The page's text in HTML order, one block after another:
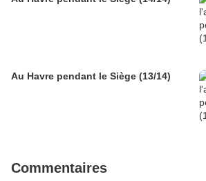
Au Havre pendant le Siège (13/14)
Commentaires